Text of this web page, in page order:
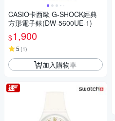
CASIO卡西歐 G-SHOCK經典
方形電子錶(DW-5600UE-1)
$1,900
5 (1)
加入購物車